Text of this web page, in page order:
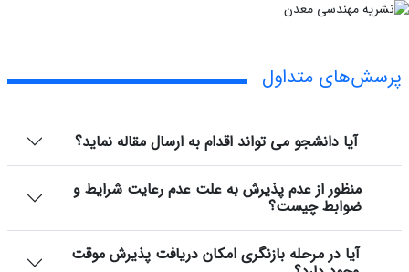
پرسش‌های متداول
آیا دانشجو می تواند اقدام به ارسال مقاله نماید؟
منظور از عدم پذیرش به علت عدم رعایت شرایط و
ضوابط چیست؟
آیا در مرحله بازنگری امکان دریافت پذیرش موقت